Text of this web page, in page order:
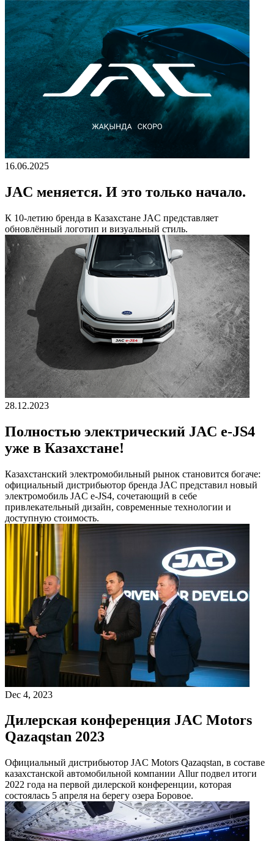
16.06.2025
JAC меняется. И это только начало.
К 10-летию бренда в Казахстане JAC представляет
обновлённый логотип и визуальный стиль.
28.12.2023
Полностью электрический JAC e-JS4
уже в Казахстане!
Казахстанский электромобильный рынок становится богаче:
официальный дистрибьютор бренда JAC представил новый
электромобиль JAC e-JS4, сочетающий в себе
привлекательный дизайн, современные технологии и
доступную стоимость.
Dec 4, 2023
Дилерская конференция JAC Motors
Qazaqstan 2023
Официальный дистрибьютор JAC Motors Qazaqstan, в составе
казахстанской автомобильной компании Allur подвел итоги
2022 года на первой дилерской конференции, которая
состоялась 5 апреля на берегу озера Боровое.